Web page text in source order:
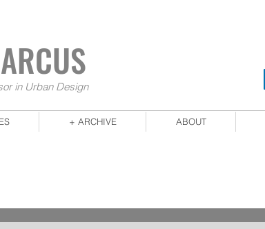
RCUS
in Urban Design
+ ARCHIVE ABOUT